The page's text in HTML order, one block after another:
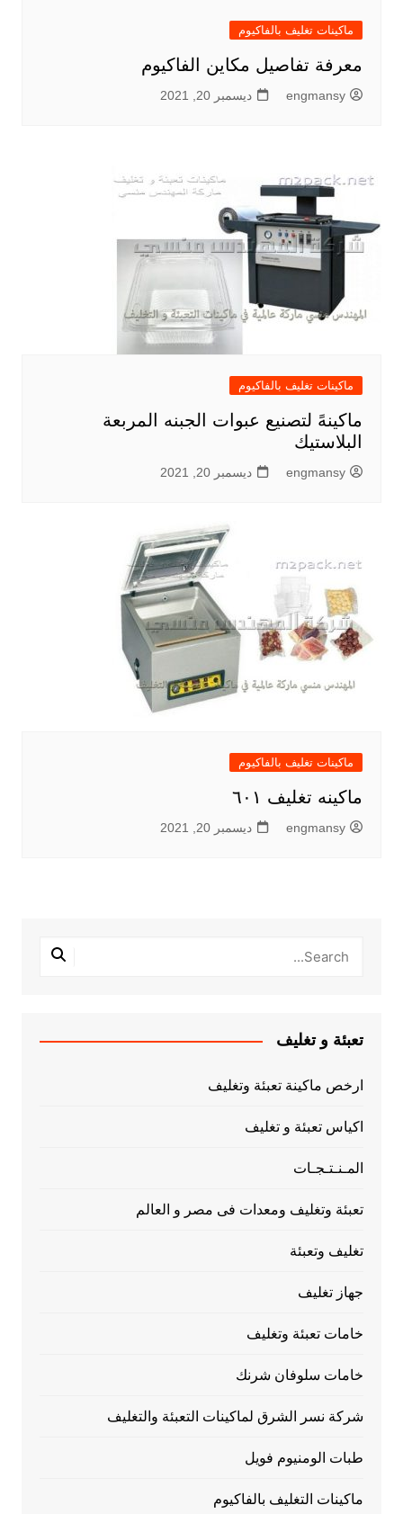
ماكينات تغليف بالفاكيوم
معرفة تفاصيل مكاين الفاكيوم
engmansy ديسمبر 20, 2021
ماكينات تغليف بالفاكيوم
ماكينهً لتصنيع عبوات الجبنه المربعة
البلاستيك
engmansy ديسمبر 20, 2021
ماكينات تغليف بالفاكيوم
ماكينه تغليف ٦٠١
engmansy ديسمبر 20, 2021
تعبئة و تغليف
ارخص ماكينة تعبئة وتغليف
اكياس تعبئة و تغليف
المـنـتـجـات
تعبئة وتغليف ومعدات فى مصر و العالم
تغليف وتعبئة
جهاز تغليف
خامات تعبئة وتغليف
خامات سلوفان شرنك
شركة نسر الشرق لماكينات التعبئة والتغليف
طبات الومنيوم فويل
ماكينات التغليف بالفاكيوم